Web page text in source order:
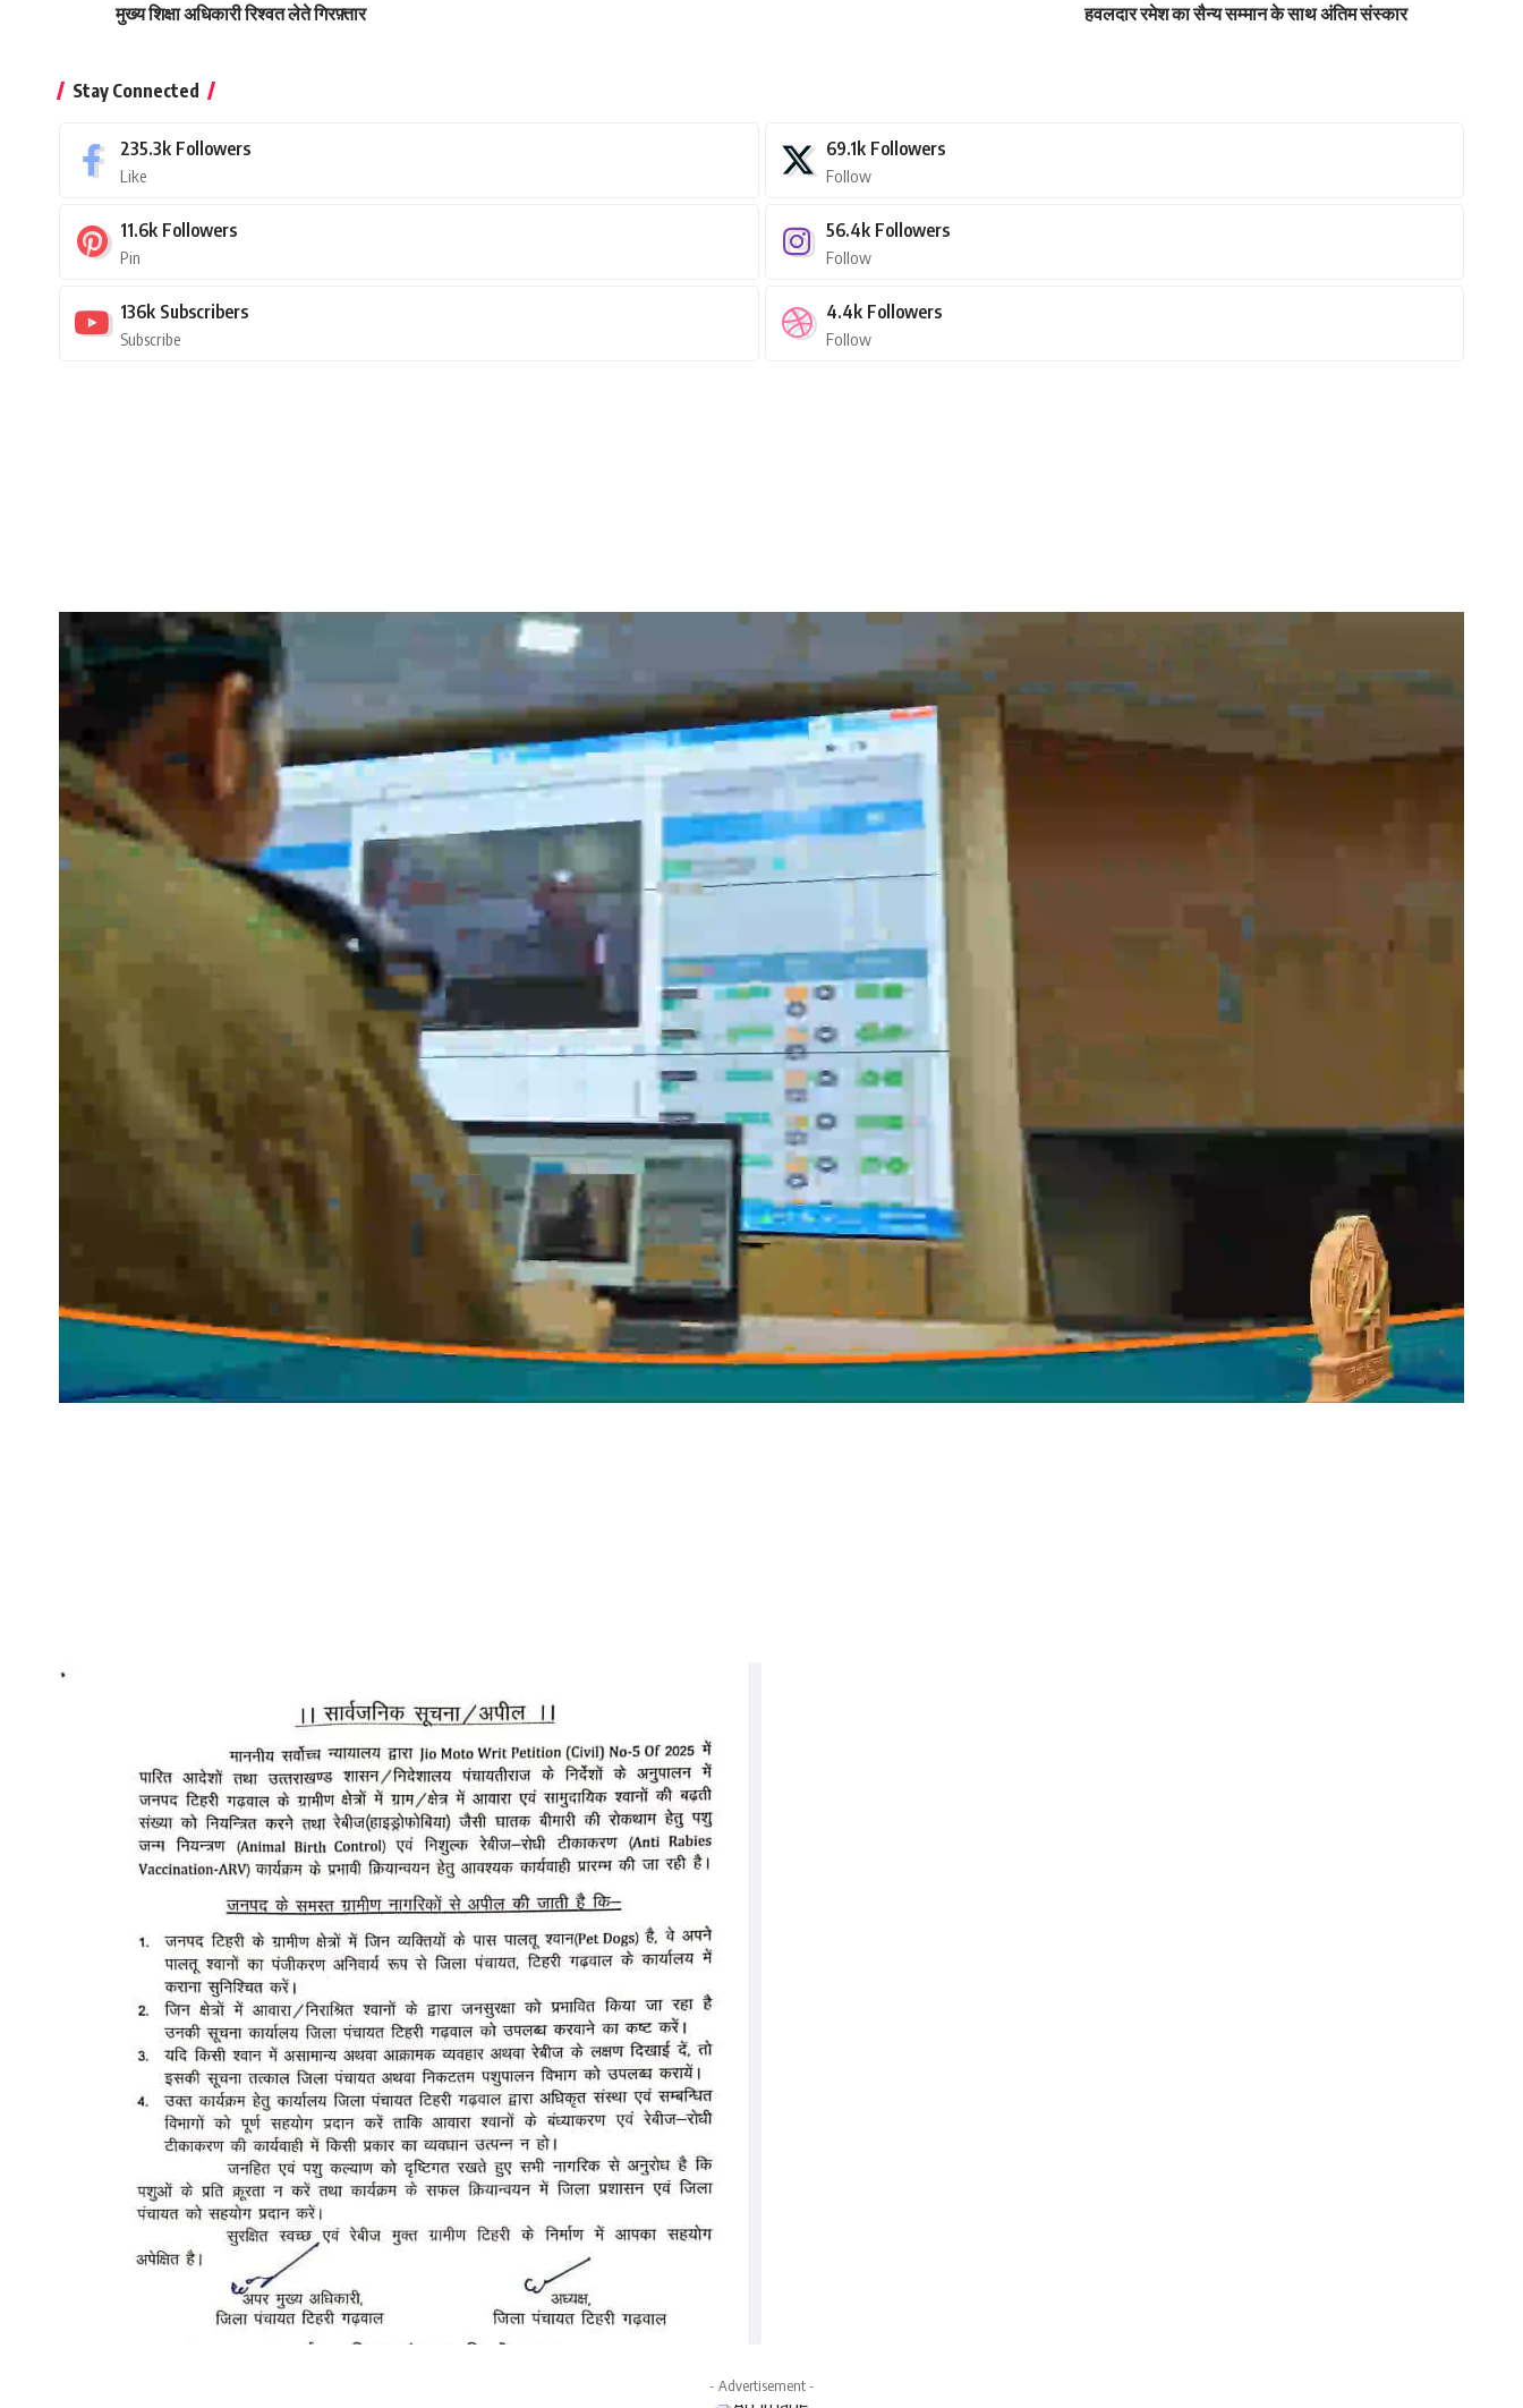
मुख्य शिक्षा अधिकारी रिश्वत लेते गिरफ़्तार हवलदार रमेश का सैन्य सम्मान के साथ अंतिम संस्कार
Stay Connected
235.3k Followers
Like
69.1k Followers
Follow
11.6k Followers
Pin
56.4k Followers
Follow
136k Subscribers
Subscribe
4.4k Followers
Follow
- Advertisement -